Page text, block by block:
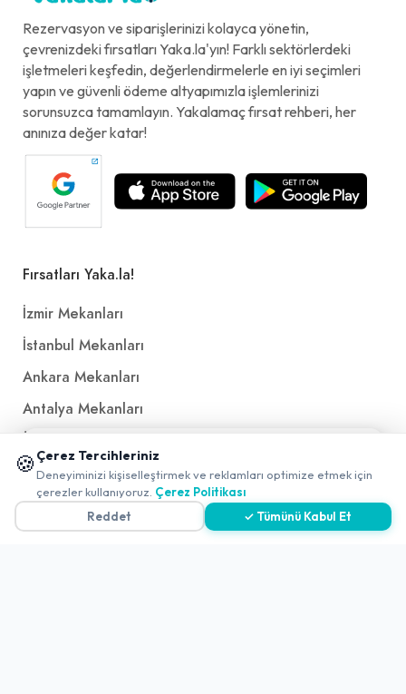
Rezervasyon ve siparişlerinizi kolayca yönetin,
çevrenizdeki fırsatları Yaka.la'yın! Farklı sektörlerdeki
işletmeleri keşfedin, değerlendirmelerle en iyi seçimleri
yapın ve güvenli ödeme altyapımızla işlemlerinizi
sorunsuzca tamamlayın. Yakalamaç fırsat rehberi, her
anınıza değer katar!
Fırsatları Yaka.la!
İzmir Mekanları
İstanbul Mekanları
Ankara Mekanları
Antalya Mekanları
Politikalar ve Şartlar
Çerez Politikası
🍪 Çerez Tercihleriniz
Deneyiminizi kişiselleştirmek ve reklamları optimize etmek için
çerezler kullanıyoruz. Çerez Politikası
Reddet
✓ Tümünü Kabul Et
📱 Mobil uygulamamızı keşfedin!
✖